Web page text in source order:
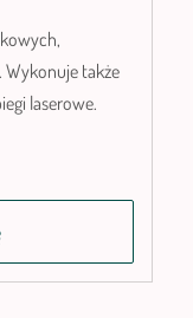
także
laserowe.